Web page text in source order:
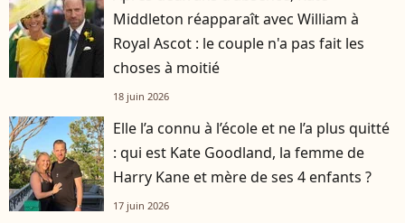
Middleton réapparaît avec William à
Royal Ascot : le couple n'a pas fait les
choses à moitié
18 juin 2026
Elle l’a connu à l’école et ne l’a plus quitté
: qui est Kate Goodland, la femme de
Harry Kane et mère de ses 4 enfants ?
17 juin 2026